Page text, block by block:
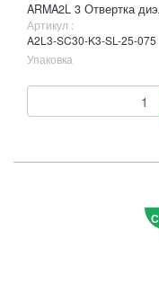
ARMA2L 3 Отвертка
Артикул :
A2L3-SC30-K3-SL-25-075
Упаковка